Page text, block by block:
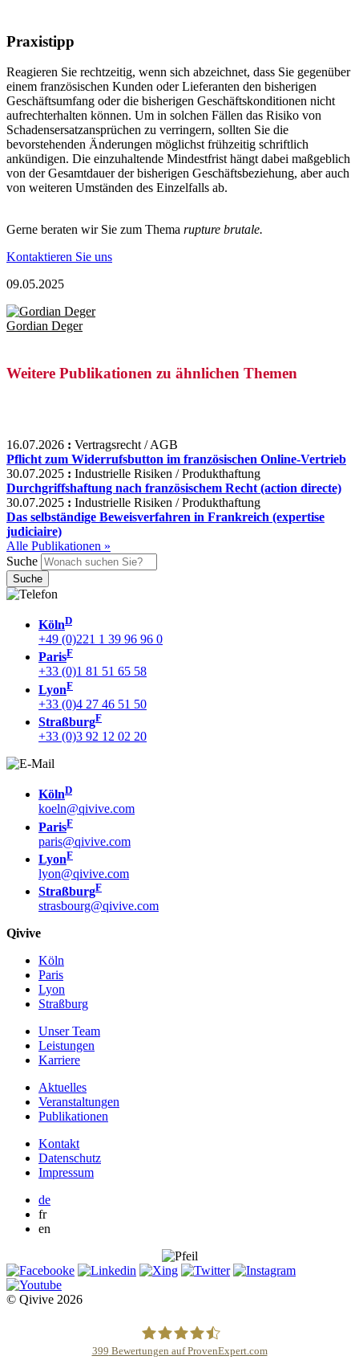
Praxistipp
Reagieren Sie rechtzeitig, wenn sich abzeichnet, dass Sie gegenüber
einem französischen Kunden oder Lieferanten den bisherigen
Geschäftsumfang oder die bisherigen Geschäfts­konditionen nicht
aufrechterhalten können. Um in solchen Fällen das Risiko von
Schadensersatzansprüchen zu verringern, sollten Sie die
bevorstehenden Änderungen möglichst frühzeitig schriftlich
ankündigen. Die einzuhaltende Mindestfrist hängt dabei maßgeblich
von der Gesamtdauer der bisherigen Geschäftsbeziehung, aber auch
von weiteren Umständen des Einzelfalls ab.
Gerne beraten wir Sie zum Thema rupture brutale.
Kontaktieren Sie uns
09.05.2025
Gordian Deger
Weitere Publikationen zu ähnlichen Themen
16.07.2026 : Vertragsrecht / AGB
Pflicht zum Widerrufsbutton im französischen Online-Vertrieb
30.07.2025 : Industrielle Risiken / Produkthaftung
Durchgriffshaftung nach französischem Recht (action directe)
30.07.2025 : Industrielle Risiken / Produkthaftung
Das selbständige Beweisverfahren in Frankreich (expertise
judiciaire)
Alle Publikationen »
Suche
KölnD
+49 (0)221 1 39 96 96 0
ParisF
+33 (0)1 81 51 65 58
LyonF
+33 (0)4 27 46 51 50
StraßburgF
+33 (0)3 92 12 02 20
KölnD
koeln@qivive.com
ParisF
paris@qivive.com
LyonF
lyon@qivive.com
StraßburgF
strasbourg@qivive.com
Qivive
Köln
Paris
Lyon
Straßburg
Unser Team
Leistungen
Karriere
Aktuelles
Veranstaltungen
Publikationen
Kontakt
Datenschutz
Impressum
de
fr
en
© Qivive 2026
399 Bewertungen auf ProvenExpert.com